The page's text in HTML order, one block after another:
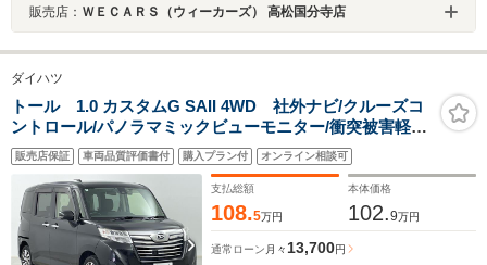
販売店： ＷＥＣＡＲＳ（ウィーカーズ） 高松国分寺店
ダイハツ
トール 1.0 カスタムG SAII 4WD 社外ナビ/クルーズコ
ントロール/パノラマミックビューモニター/衝突被害軽減/
寒冷地仕様/両側パワースライドドア/社外フリップダウ
ン/ETC/ドライブレコーダー/シートヒーター/LEDヘッド
ライト
販売店保証 車両品質評価書付 購入プラン付 オンライン相談可
支払総額
108.5万円
本体価格
102.9万円
通常ローン 月々13,700円